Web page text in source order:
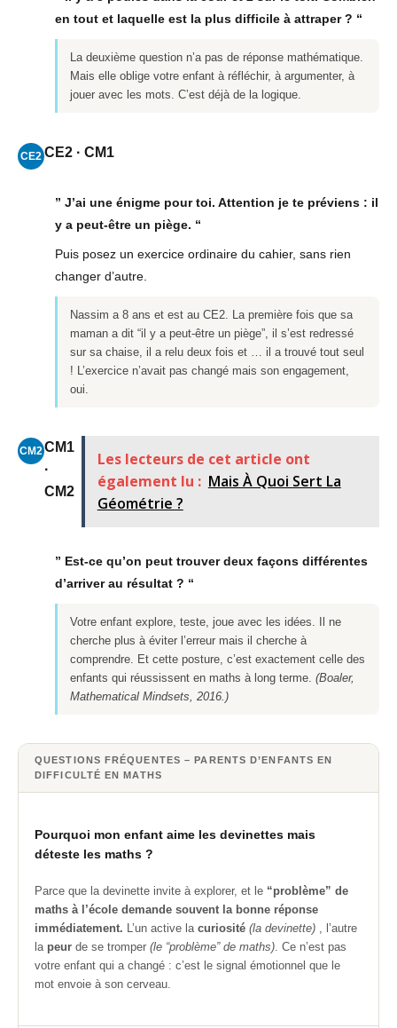
en tout et laquelle est la plus difficile à attraper ? “
La deuxième question n’a pas de réponse mathématique.
Mais elle oblige votre enfant à réfléchir, à argumenter, à
jouer avec les mots. C’est déjà de la logique.
CE2 CE2 · CM1
” J’ai une énigme pour toi. Attention je te préviens : il
y a peut-être un piège. “
Puis posez un exercice ordinaire du cahier, sans rien
changer d’autre.
Nassim a 8 ans et est au CE2. La première fois que sa
maman a dit “il y a peut-être un piège”, il s’est redressé
sur sa chaise, il a relu deux fois et … il a trouvé tout seul
! L’exercice n’avait pas changé mais son engagement,
oui.
CM2 CM1
·
CM2
Les lecteurs de cet article ont
également lu : Mais À Quoi Sert La
Géométrie ?
” Est-ce qu’on peut trouver deux façons différentes
d’arriver au résultat ? “
Votre enfant explore, teste, joue avec les idées. Il ne
cherche plus à éviter l’erreur mais il cherche à
comprendre. Et cette posture, c’est exactement celle des
enfants qui réussissent en maths à long terme. (Boaler,
Mathematical Mindsets, 2016.)
QUESTIONS FRÉQUENTES – PARENTS D’ENFANTS EN
DIFFICULTÉ EN MATHS
Pourquoi mon enfant aime les devinettes mais
déteste les maths ?
Parce que la devinette invite à explorer, et le “problème” de
maths à l’école demande souvent la bonne réponse
immédiatement. L’un active la curiosité (la devinette) , l’autre
la peur de se tromper (le “problème” de maths). Ce n’est pas
votre enfant qui a changé : c’est le signal émotionnel que le
mot envoie à son cerveau.